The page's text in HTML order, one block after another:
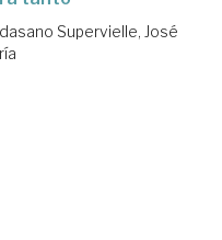
Supervielle, José